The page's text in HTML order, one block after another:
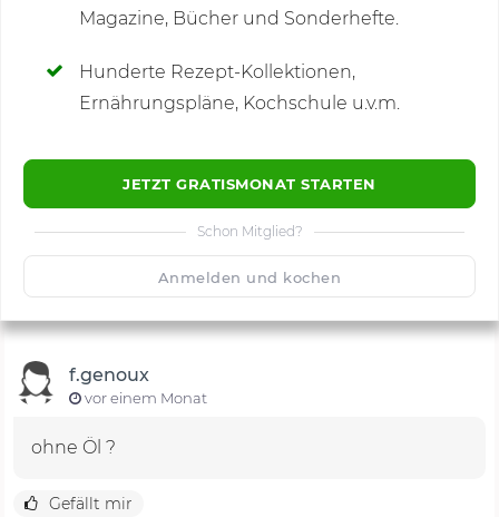
Magazine, Bücher und Sonderhefte.
Hunderte Rezept-Kollektionen,
Ernährungspläne, Kochschule u.v.m.
JETZT GRATISMONAT STARTEN
Schon Mitglied?
Anmelden und kochen
Kommentare(23)
🙂 Speichern
f.genoux
vor einem Monat
ohne Öl ?
Gefällt mir